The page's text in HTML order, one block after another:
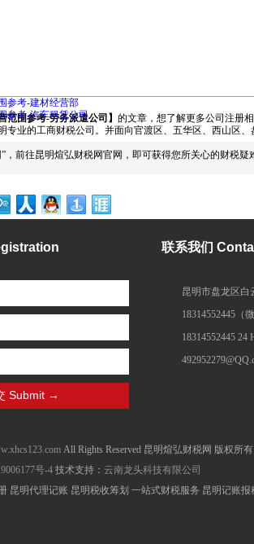
范围参考-劳务派遣公司】 的文章，想了解更多公司注册
的工商财税公司。并面向官渡区、五华区、西山区、
前往昆明煊弘财税网官网，即可获得您所关心的财税疑
参考-建材经营部
参考-汽车租赁公司
联系我们
昆明市盘龙区白
18314552445（
18314552445 24
All Rights Reserved 昆明煊弘财税网 版权所有
号-4 技术支持： 云南龙头科技有限公司
昆明代理记账 昆明税收筹划 一站式财税服务 昆明记账